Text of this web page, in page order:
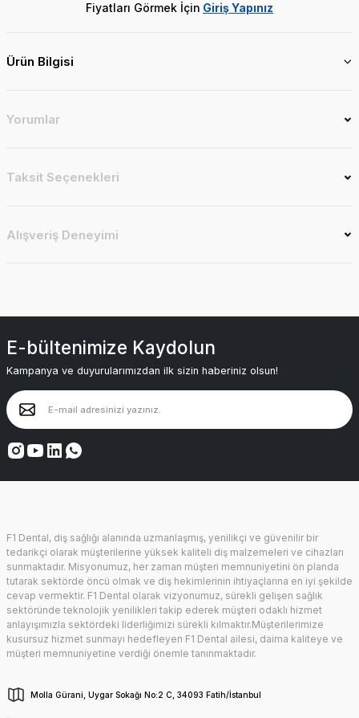
Fiyatları Görmek İçin Giriş Yapınız
Ürün Bilgisi
Yorumlar
Taksit Seçenekleri
Alışveriş Deneyimi
E-bültenimize Kaydolun
Kampanya ve duyurularımızdan ilk sizin haberiniz olsun!
F1 Dental, diş sağlığı alanında uzmanlaşmış, yenilikçi ve güvenilir bir
tedarikçi olarak müşterilerine yüksek kaliteli diş malzemeleri ve cihazları
sunmaktadır. Misyonumuz, her zaman müşteri memnuniyetini ön planda
tutarak sektörde öncü olmak ve diş hekimlerinin ihtiyaçlarına en iyi şekilde
cevap vermektir. F1 Dental olarak vizyonumuz, sürekli gelişen sağlık
sektöründe teknolojik yenilikleri takip ederek müşteri odaklı hizmet
anlayışımızla sektördeki liderliğimizi sürekli kılmaktır.Müşterilerimize
kusursuz hizmet sunmayı hedefleyen F1 Dental ailesi, daima kaliteye ve
müşteri memnuniyetine verdiği önemle tanınmaktadır.
Molla Gürani, Uygar Sokağı No:2 C, 34093 Fatih/İstanbul